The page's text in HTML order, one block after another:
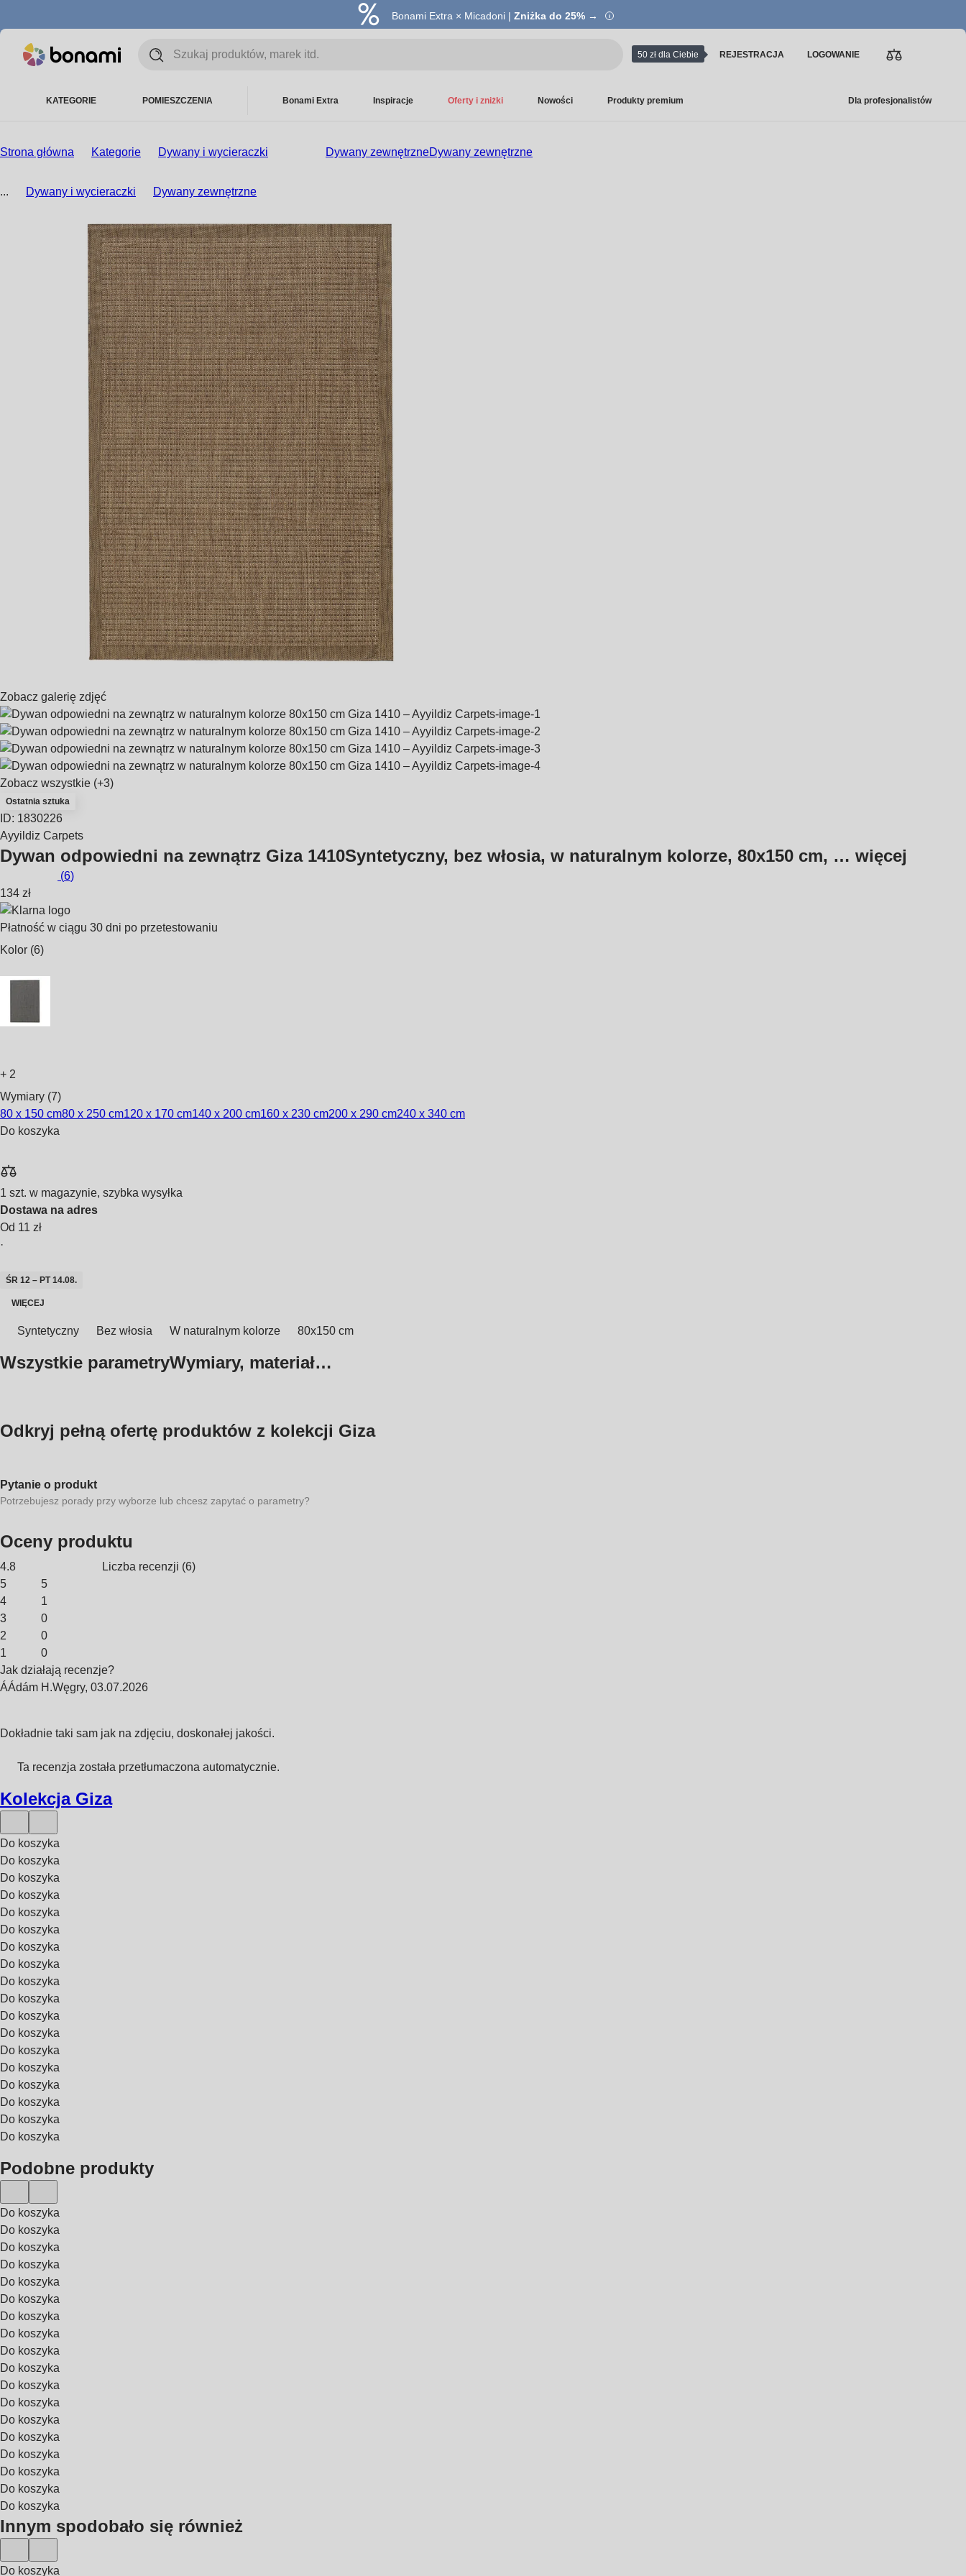
Bonami Extra × Micadoni | Zniżka do 25% →
50 zł dla Ciebie REJESTRACJA LOGOWANIE
KATEGORIE POMIESZCZENIA Bonami Extra Inspiracje Oferty i zniżki Nowości Produkty premium Dla profesjonalistów
Strona główna Kategorie Dywany i wycieraczki Dywany zewnętrzneDywany zewnętrzne
... Dywany i wycieraczki Dywany zewnętrzne
Zobacz galerię zdjęć
Zobacz wszystkie (+3)
Ostatnia sztuka
ID: 1830226
Ayyildiz Carpets
Dywan odpowiedni na zewnątrz Giza 1410Syntetyczny, bez włosia, w naturalnym kolorze, 80x150 cm, … więcej
(6)
134 zł
Płatność w ciągu 30 dni po przetestowaniu
Kolor (6)
+ 2
Wymiary (7)
80 x 150 cm80 x 250 cm120 x 170 cm140 x 200 cm160 x 230 cm200 x 290 cm240 x 340 cm
Do koszyka
1 szt. w magazynie, szybka wysyłka
Dostawa na adres
Od 11 zł
·
ŚR 12 – PT 14.08.
WIĘCEJ
Syntetyczny Bez włosia W naturalnym kolorze 80x150 cm
Wszystkie parametryWymiary, materiał…
Odkryj pełną ofertę produktów z kolekcji Giza
Pytanie o produkt
Potrzebujesz porady przy wyborze lub chcesz zapytać o parametry?
Oceny produktu
4.8 Liczba recenzji (6)
5
5
4
1
3
0
2
0
1
0
Jak działają recenzje?
ÁÁdám H.Węgry, 03.07.2026
Dokładnie taki sam jak na zdjęciu, doskonałej jakości.
Ta recenzja została przetłumaczona automatycznie.
Kolekcja Giza
Do koszyka
Do koszyka
Do koszyka
Do koszyka
Do koszyka
Do koszyka
Do koszyka
Do koszyka
Do koszyka
Do koszyka
Do koszyka
Do koszyka
Do koszyka
Do koszyka
Do koszyka
Do koszyka
Do koszyka
Do koszyka
Podobne produkty
Do koszyka
Do koszyka
Do koszyka
Do koszyka
Do koszyka
Do koszyka
Do koszyka
Do koszyka
Do koszyka
Do koszyka
Do koszyka
Do koszyka
Do koszyka
Do koszyka
Do koszyka
Do koszyka
Do koszyka
Do koszyka
Innym spodobało się również
Do koszyka